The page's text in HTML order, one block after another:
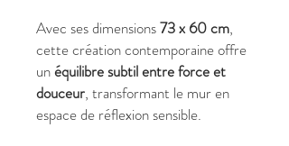
Avec ses dimensions73 x 60 cm,
cette création contemporaine offre
unéquilibre subtil entre force et
douceur, transformant le mur en
espace de réflexion sensible.